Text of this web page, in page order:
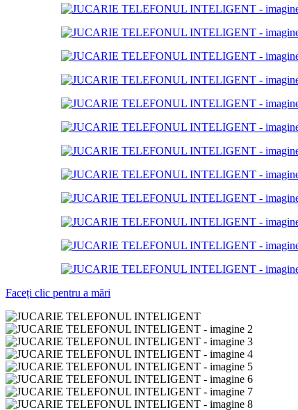
Faceți clic pentru a mări